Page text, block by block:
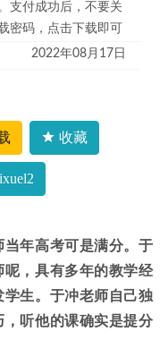
支付成功后，不要关
密码，点击下载即可
2022年08月17日
收藏
年高考可是满分。于
，具有多年的教学经
生。于冲老师自己独
听他的课确实是提分
考地理二三轮复习视频
程+课堂笔记+讲义